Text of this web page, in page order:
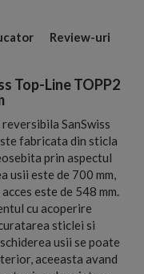
Review-uri
Top-Line TOPP2
SanSwiss
fabricata din sticla
prin aspectul
usii este de 700 mm,
este de 548 mm.
cu acoperire
sticlei si
usii se poate
aceeasta avand